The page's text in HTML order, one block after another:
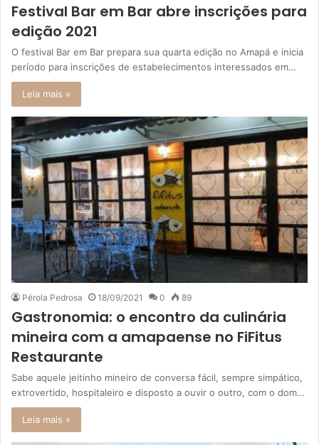
Festival Bar em Bar abre inscrições para
edição 2021
O festival Bar em Bar prepara sua quarta edição no Amapá e inicia
período para inscrições de estabelecimentos interessados em…
Leia mais »
Pérola Pedrosa 18/09/2021 0 89
Gastronomia: o encontro da culinária
mineira com a amapaense no FiFitus
Restaurante
Sabe aquele jeitinho mineiro de conversa fácil, sempre simpático,
extrovertido, hospitaleiro e disposto a ouvir o outro, com o dom…
Leia mais »